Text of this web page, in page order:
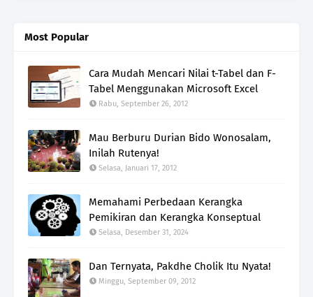
Most Popular
Cara Mudah Mencari Nilai t-Tabel dan F-
Tabel Menggunakan Microsoft Excel
Rabu, September 26, 2012
Mau Berburu Durian Bido Wonosalam,
Inilah Rutenya!
Selasa, Januari 17, 2012
Memahami Perbedaan Kerangka
Pemikiran dan Kerangka Konseptual
Selasa, Desember 31, 2024
Dan Ternyata, Pakdhe Cholik Itu Nyata!
Minggu, September 09, 2012